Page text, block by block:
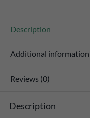
Description
Additional information
Reviews (0)
Description